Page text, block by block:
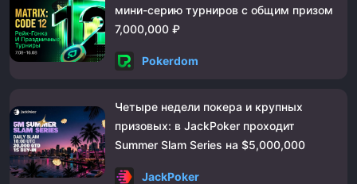
мини-серию турниров с общим призом
7,000,000 ₽
Pokerdom
Четыре недели покера и крупных
призовых: в JackPoker проходит
Summer Slam Series на $5,000,000
JackPoker